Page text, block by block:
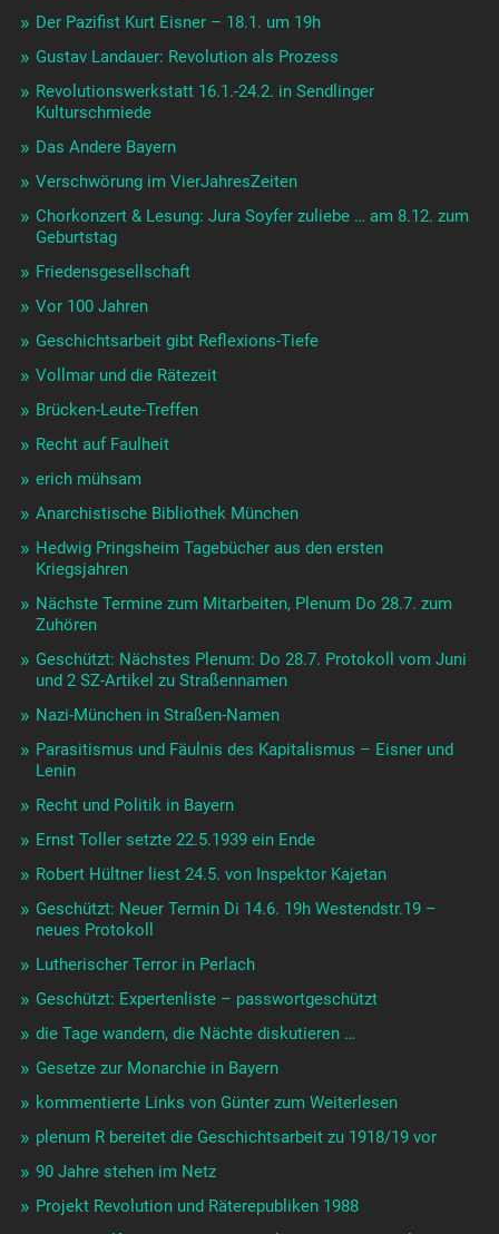
Der Pazifist Kurt Eisner – 18.1. um 19h
Gustav Landauer: Revolution als Prozess
Revolutionswerkstatt 16.1.-24.2. in Sendlinger
Kulturschmiede
Das Andere Bayern
Verschwörung im VierJahresZeiten
Chorkonzert & Lesung: Jura Soyfer zuliebe … am 8.12. zum
Geburtstag
Friedensgesellschaft
Vor 100 Jahren
Geschichtsarbeit gibt Reflexions-Tiefe
Vollmar und die Rätezeit
Brücken-Leute-Treffen
Recht auf Faulheit
erich mühsam
Anarchistische Bibliothek München
Hedwig Pringsheim Tagebücher aus den ersten
Kriegsjahren
Nächste Termine zum Mitarbeiten, Plenum Do 28.7. zum
Zuhören
Geschützt: Nächstes Plenum: Do 28.7. Protokoll vom Juni
und 2 SZ-Artikel zu Straßennamen
Nazi-München in Straßen-Namen
Parasitismus und Fäulnis des Kapitalismus – Eisner und
Lenin
Recht und Politik in Bayern
Ernst Toller setzte 22.5.1939 ein Ende
Robert Hültner liest 24.5. von Inspektor Kajetan
Geschützt: Neuer Termin Di 14.6. 19h Westendstr.19 –
neues Protokoll
Lutherischer Terror in Perlach
Geschützt: Expertenliste – passwortgeschützt
die Tage wandern, die Nächte diskutieren …
Gesetze zur Monarchie in Bayern
kommentierte Links von Günter zum Weiterlesen
plenum R bereitet die Geschichtsarbeit zu 1918/19 vor
90 Jahre stehen im Netz
Projekt Revolution und Räterepubliken 1988